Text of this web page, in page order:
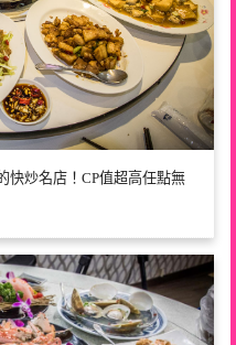
快炒名店！CP值超高任點無